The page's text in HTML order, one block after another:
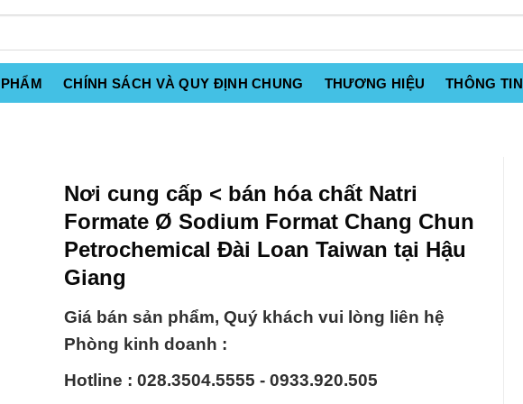
CHÍNH SÁCH VÀ QUY ĐỊNH CHUNG THƯƠNG HIỆU THÔNG TIN
Nơi cung cấp < bán hóa chất Natri
Formate Ø Sodium Format Chang Chun
Petrochemical Đài Loan Taiwan tại Hậu
Giang
Giá bán sản phẩm, Quý khách vui lòng liên hệ
Phòng kinh doanh :
Hotline : 028.3504.5555 - 0933.920.505